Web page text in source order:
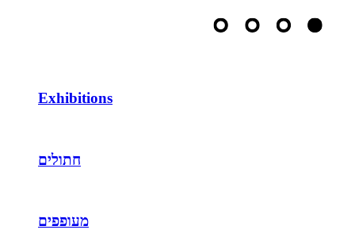
Exhibitions
חתולים
מעופפים